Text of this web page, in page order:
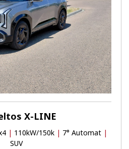
X-LINE
| 110kW/150k | 7° Automat |
SUV